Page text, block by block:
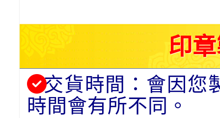
印
交貨時間：會因您
時間會有所不同。